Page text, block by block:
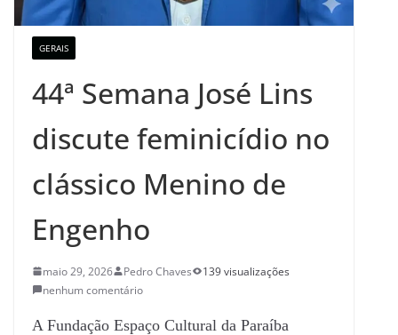
GERAIS
44ª Semana José Lins
discute feminicídio no
clássico Menino de
Engenho
maio 29, 2026 Pedro Chaves
139 visualizações
nenhum comentário
A Fundação Espaço Cultural da Paraíba